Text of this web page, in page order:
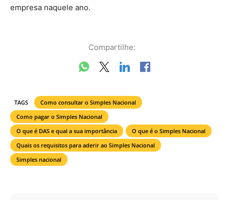
empresa naquele ano.
Compartilhe:
TAGS
Como consultar o Simples Nacional
Como pagar o Simples Nacional
O que é DAS e qual a sua importância
O que é o Simples Nacional
Quais os requisitos para aderir ao Simples Nacional
Simples nacional